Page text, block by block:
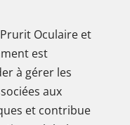
Oculaire et
est
à gérer les
aux
et contribue